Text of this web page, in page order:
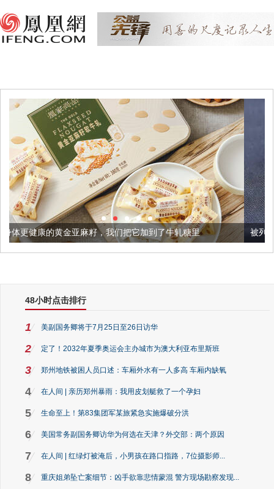
，我们把它加到了牛轧糖里 被列入佛家七宝的它到底有
48小时点击排行
1 美副国务卿将于7月25日至26日访华
2 定了！2032年夏季奥运会主办城市为澳大利亚布里斯班
3 郑州地铁被困人员口述：车厢外水有一人多高 车厢内缺氧
4 在人间 | 亲历郑州暴雨：我用皮划艇救了一个孕妇
5 生命至上！第83集团军某旅紧急实施爆破分洪
6 美国常务副国务卿访华为何选在天津？外交部：两个原因
7 在人间 | 红绿灯被淹后，小男孩在路口指路，7位摄影师...
8 重庆姐弟坠亡案细节：凶手欲靠悲情蒙混 警方现场勘察发现...